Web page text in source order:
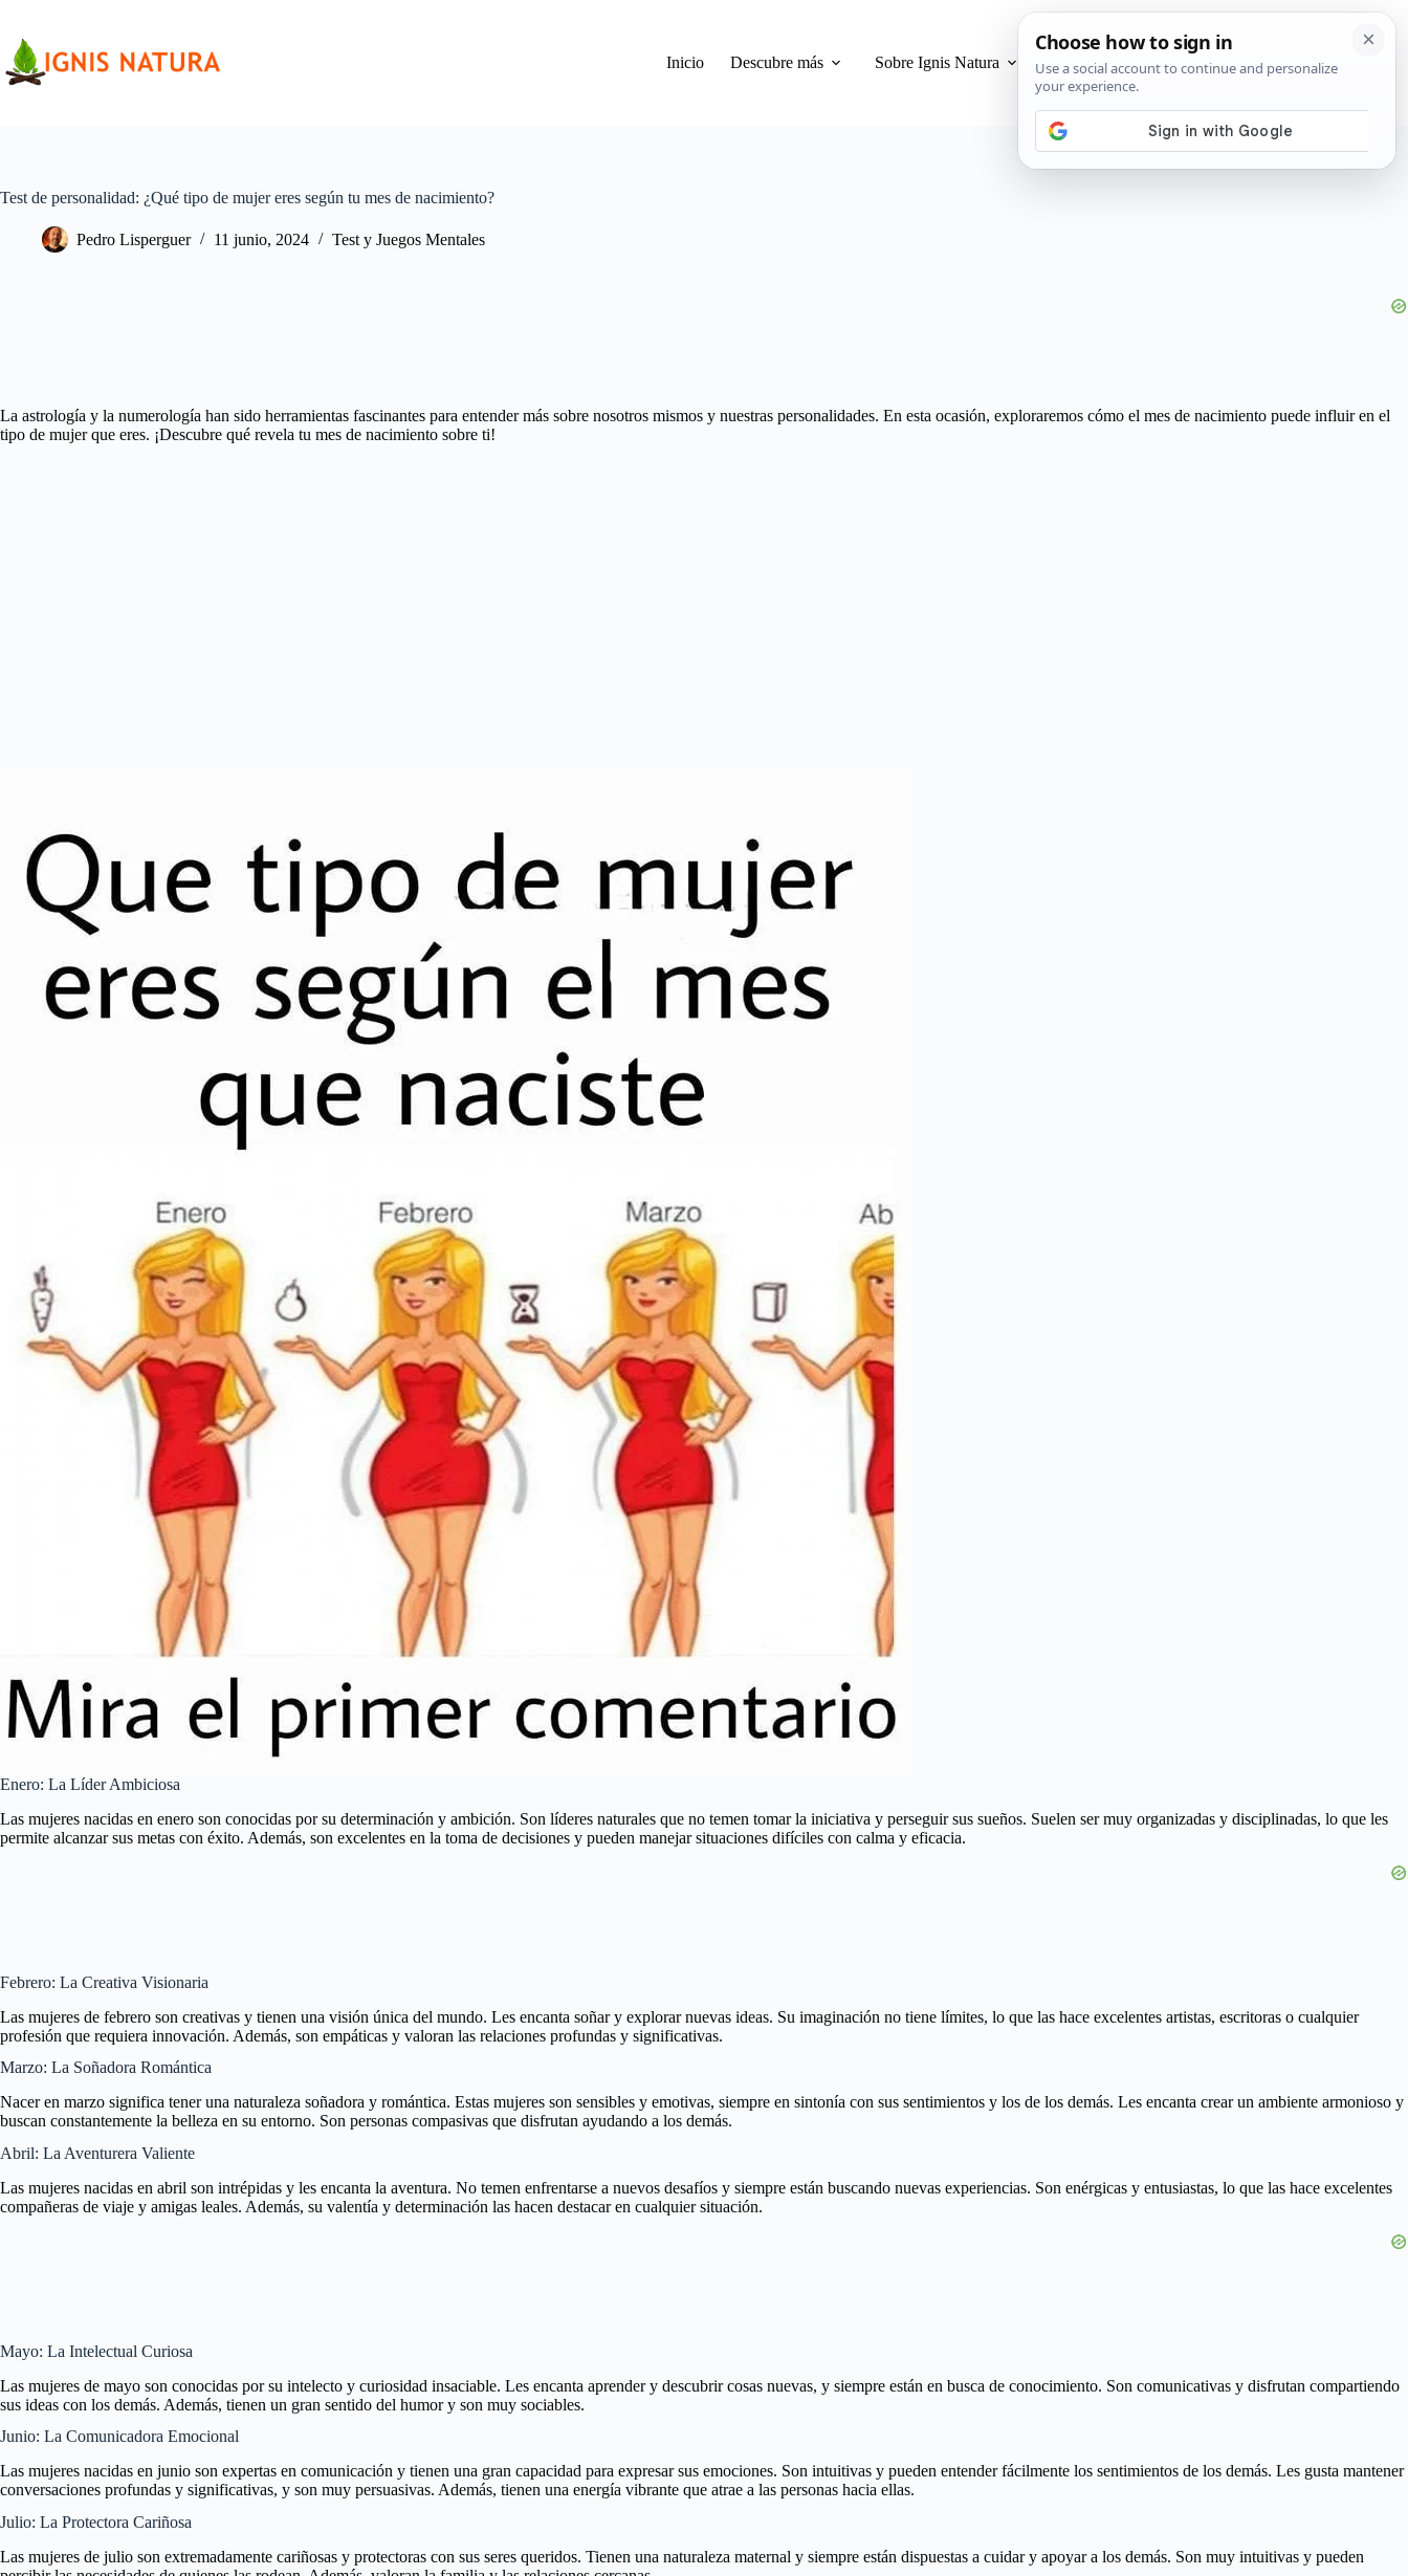
contenido
Inicio
Descubre más Sobre Ignis Natura Privacidad y Cookies
Test de personalidad: ¿Qué tipo de mujer eres según tu mes de nacimiento?
Pedro Lisperguer 11 junio, 2024 Test y Juegos Mentales
La astrología y la numerología han sido herramientas fascinantes para entender más sobre nosotros mismos y nuestras personalidades. En esta ocasión, exploraremos cómo el mes de nacimiento puede influir en el
tipo de mujer que eres. ¡Descubre qué revela tu mes de nacimiento sobre ti!
Enero: La Líder Ambiciosa
Las mujeres nacidas en enero son conocidas por su determinación y ambición. Son líderes naturales que no temen tomar la iniciativa y perseguir sus sueños. Suelen ser muy organizadas y disciplinadas, lo que les
permite alcanzar sus metas con éxito. Además, son excelentes en la toma de decisiones y pueden manejar situaciones difíciles con calma y eficacia.
Febrero: La Creativa Visionaria
Las mujeres de febrero son creativas y tienen una visión única del mundo. Les encanta soñar y explorar nuevas ideas. Su imaginación no tiene límites, lo que las hace excelentes artistas, escritoras o cualquier
profesión que requiera innovación. Además, son empáticas y valoran las relaciones profundas y significativas.
Marzo: La Soñadora Romántica
Nacer en marzo significa tener una naturaleza soñadora y romántica. Estas mujeres son sensibles y emotivas, siempre en sintonía con sus sentimientos y los de los demás. Les encanta crear un ambiente armonioso y
buscan constantemente la belleza en su entorno. Son personas compasivas que disfrutan ayudando a los demás.
Abril: La Aventurera Valiente
Las mujeres nacidas en abril son intrépidas y les encanta la aventura. No temen enfrentarse a nuevos desafíos y siempre están buscando nuevas experiencias. Son enérgicas y entusiastas, lo que las hace excelentes
compañeras de viaje y amigas leales. Además, su valentía y determinación las hacen destacar en cualquier situación.
Mayo: La Intelectual Curiosa
Las mujeres de mayo son conocidas por su intelecto y curiosidad insaciable. Les encanta aprender y descubrir cosas nuevas, y siempre están en busca de conocimiento. Son comunicativas y disfrutan compartiendo
sus ideas con los demás. Además, tienen un gran sentido del humor y son muy sociables.
Junio: La Comunicadora Emocional
Las mujeres nacidas en junio son expertas en comunicación y tienen una gran capacidad para expresar sus emociones. Son intuitivas y pueden entender fácilmente los sentimientos de los demás. Les gusta mantener
conversaciones profundas y significativas, y son muy persuasivas. Además, tienen una energía vibrante que atrae a las personas hacia ellas.
Julio: La Protectora Cariñosa
Las mujeres de julio son extremadamente cariñosas y protectoras con sus seres queridos. Tienen una naturaleza maternal y siempre están dispuestas a cuidar y apoyar a los demás. Son muy intuitivas y pueden